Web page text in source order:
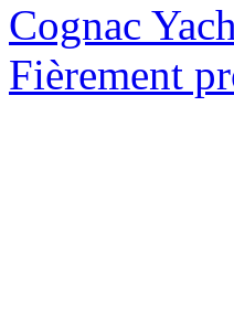
Cognac
Fièrement